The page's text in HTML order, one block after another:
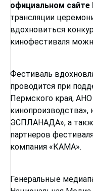
официальном сайте
трансляции
вдохновиться
кинофестиваля
Фестиваль
проводится при
Пермского края,
кинопроизводства»,
ЭСПЛАНАДА», а
партнеров
компания «КАМА».
Генеральные